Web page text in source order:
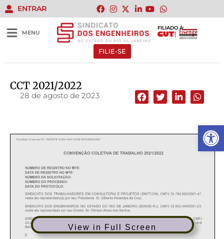
Abrir
ENTRAR
MENU
FILIADO À:
FILIE-SE
CCT 2021/2022
28 de agosto de 2023
View in Full Screen